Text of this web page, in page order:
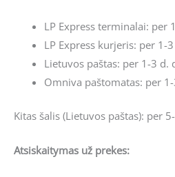
LP Express terminalai: per
LP Express kurjeris: per 1-
Lietuvos paštas: per 1-3 d.
Omniva paštomatas: per
Kitas šalis (Lietuvos paštas): per
Atsiskaitymas už prekes: